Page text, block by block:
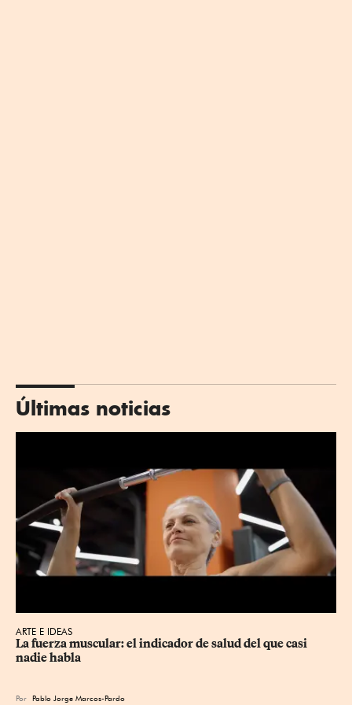
Últimas noticias
ARTE E IDEAS
La fuerza muscular: el indicador de salud del que casi
nadie habla
Por Pablo Jorge Marcos-Pardo